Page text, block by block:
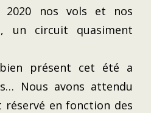
2020 nos vols et nos
un circuit quasiment
bien présent cet été a
Nous avons attendu
en fonction des